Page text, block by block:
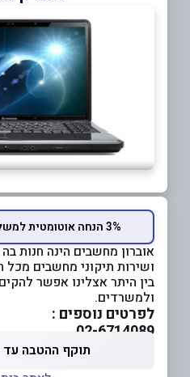
3% הנחה אוטומטית למשלמים בכרטיס המועדון
אוברון מחשבים הינה חנות
ושירות תיקוני מחשבים מכל
בין היתר אצלינו אפשר
ולמשרדים.
לפרטים נוספים :
02-6714089
תוקף ההטבה עד -